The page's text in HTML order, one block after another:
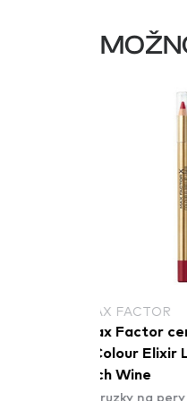
NYX
NYX
Line Loud
Liner -
(LLLP01)
Ceruzky na